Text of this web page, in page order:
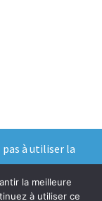
à utiliser la
la meilleure
à utiliser ce